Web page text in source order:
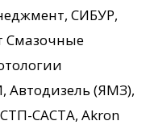
СИБУР,
Смазочные
(ЯМЗ),
САСТА, Akron